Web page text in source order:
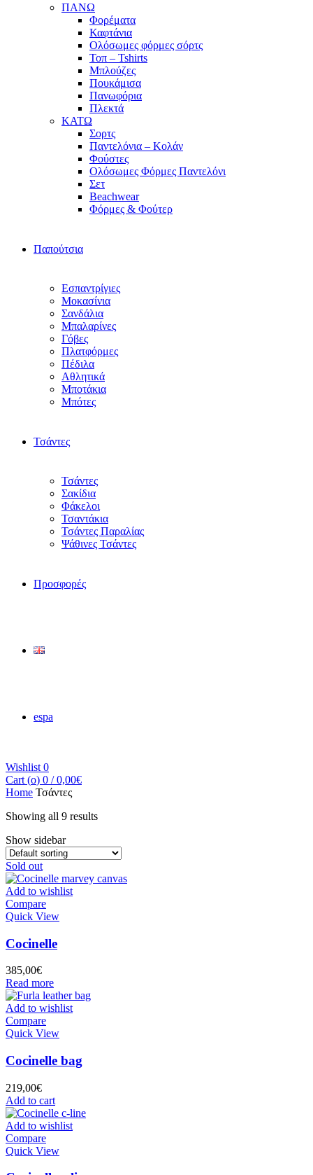
ΠΑΝΩ
Φορέματα
Καφτάνια
Ολόσωμες φόρμες σόρτς
Τοπ – Tshirts
Μπλούζες
Πουκάμισα
Πανωφόρια
Πλεκτά
ΚΑΤΩ
Σορτς
Παντελόνια – Κολάν
Φούστες
Ολόσωμες Φόρμες Παντελόνι
Σετ
Beachwear
Φόρμες & Φούτερ
Παπούτσια
Εσπαντρίγιες
Μοκασίνια
Σανδάλια
Μπαλαρίνες
Γόβες
Πλατφόρμες
Πέδιλα
Αθλητικά
Μποτάκια
Μπότες
Τσάντες
Τσάντες
Σακίδια
Φάκελοι
Τσαντάκια
Τσάντες Παραλίας
Ψάθινες Τσάντες
Προσφορές
espa
Wishlist 0
Cart (o) 0 / 0,00€
Home Τσάντες
Showing all 9 results
Show sidebar
Sold out
Add to wishlist
Compare
Quick View
Cocinelle
385,00€
Read more
Add to wishlist
Compare
Quick View
Cocinelle bag
219,00€
Add to cart
Add to wishlist
Compare
Quick View